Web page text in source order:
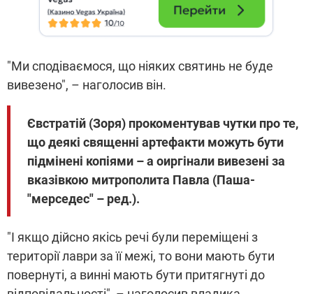
"Ми сподіваємося, що ніяких святинь не буде
вивезено", – наголосив він.
Євстратій (Зоря) прокоментував чутки про те,
що деякі священні артефакти можуть бути
підмінені копіями – а оиргінали вивезені за
вказівкою митрополита Павла (Паша-
"мерседес" – ред.).
"І якщо дійсно якісь речі були переміщені з
території лаври за її межі, то вони мають бути
повернуті, а винні мають бути притягнуті до